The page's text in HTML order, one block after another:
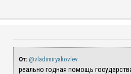
От: @vladimiryakovlev
реально годная помощь